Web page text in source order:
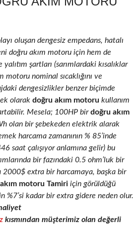
oluşan dengesiz empedans, hatalı
doğru akım motoru için hem de
şartları (sarımlardaki kısalıklar
motoru nominal sıcaklığını ve
dengesizlikler benzer biçimde
olarak doğru akım motoru kullanım
Mesela; 100HP birdoğru akım
olan bir şebekeden elektrik alarak
harcama zamanının % 85’inde
saat çalışıyor anlamına gelir) bu
bir fazındaki 0.5 ohm’luk bir
2000$ extra bir harcamaya, başka bir
motoru Tamiri için görüldüğü
%7’si kadar bir extra gidere neden olur.
kısmından müşterimiz olan değerli